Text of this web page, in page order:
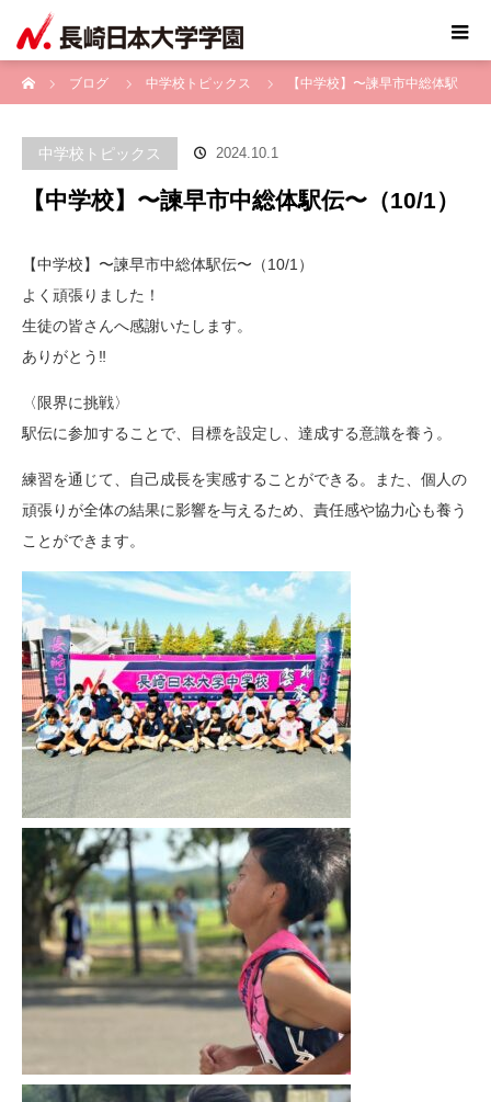
ブログ
中学校トピックス 【中学校】〜諫早市中総体駅
中学校トピックス 2024.10.1
【中学校】〜諫早市中総体駅伝〜（10/1）
【中学校】〜諫早市中総体駅伝〜（10/1）
よく頑張りました！
生徒の皆さんへ感謝いたします。
ありがとう‼️
〈限界に挑戦〉
駅伝に参加することで、目標を設定し、達成する意識を養う。
練習を通じて、自己成長を実感することができる。また、個人の
頑張りが全体の結果に影響を与えるため、責任感や協力心も養う
ことができます。